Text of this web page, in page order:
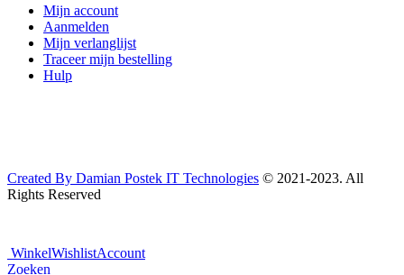
Mijn account
Aanmelden
Mijn verlanglijst
Traceer mijn bestelling
Hulp
Created By Damian Postek IT Technologies © 2021-2023. All
Rights Reserved
WinkelWishlistAccount
Zoeken